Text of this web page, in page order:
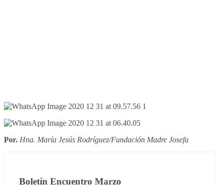
Por. Hna. María Jesús Rodríguez/Fundación Madre Josefa
Boletín Encuentro Marzo